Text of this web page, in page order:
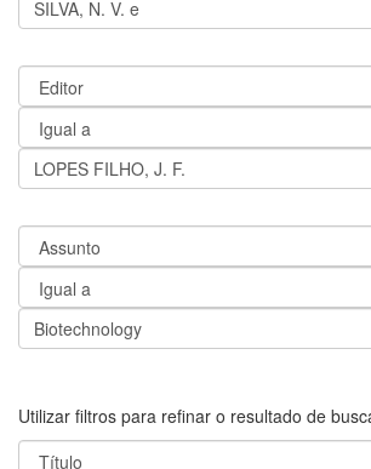
Utilizar filtros para refinar o resultado de